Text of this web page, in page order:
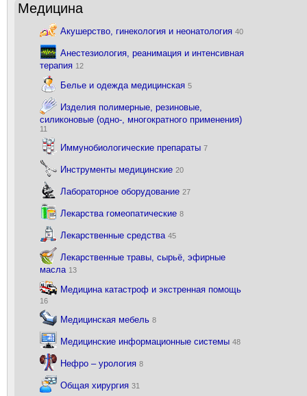
Медицина
Акушерство, гинекология и неонатология 40
Анестезиология, реанимация и интенсивная
терапия 12
Белье и одежда медицинская 5
Изделия полимерные, резиновые,
силиконовые (одно-, многократного применения)
11
Иммунобиологические препараты 7
Инструменты медицинские 20
Лабораторное оборудование 27
Лекарства гомеопатические 8
Лекарственные средства 45
Лекарственные травы, сырьё, эфирные
масла 13
Медицина катастроф и экстренная помощь
16
Медицинская мебель 8
Медицинские информационные системы 48
Нефро – урология 8
Общая хирургия 31